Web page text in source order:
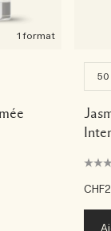
1 format
50